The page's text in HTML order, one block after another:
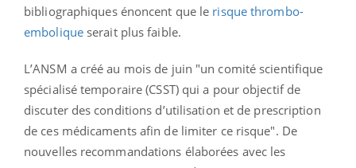
bibliographiques énoncent que le risque thrombo-
emboliqueserait plus faible.
L’ANSM a créé au mois de juin "un comité scientifique
spécialisé temporaire (CSST) qui a pour objectif de
discuter des conditions d’utilisation et de prescription
de ces médicaments afin de limiter ce risque". De
nouvelles recommandations élaborées avec les